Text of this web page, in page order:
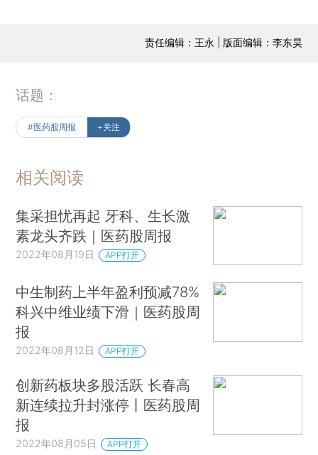
责任编辑：王永 | 版面编辑：李东昊
话题：
#医药股周报 +关注
相关阅读
集采担忧再起 牙科、生长激
素龙头齐跌｜医药股周报
2022年08月19日 APP打开
中生制药上半年盈利预减78%
科兴中维业绩下滑｜医药股周
报
2022年08月12日 APP打开
创新药板块多股活跃 长春高
新连续拉升封涨停丨医药股周
报
2022年08月05日 APP打开